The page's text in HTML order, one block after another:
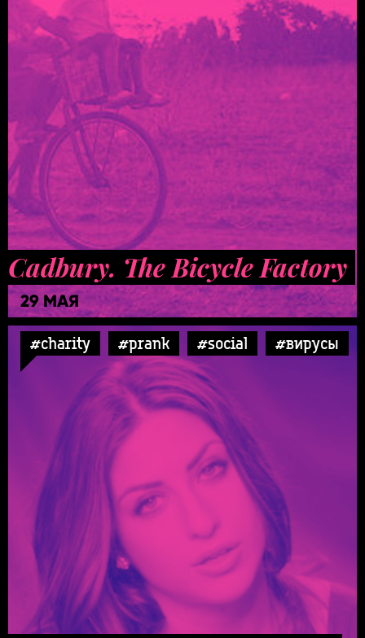
Cadbury. The Bicycle Factory
29 МАЯ
#charity #prank #social #вирусы